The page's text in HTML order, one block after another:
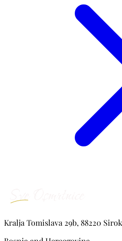
Kralja Tomislava 29b, 88220